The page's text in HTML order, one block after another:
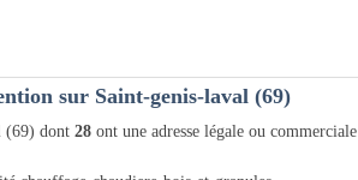
sur Saint-genis-laval (69)
(69) dont 28 ont une adresse légale ou commerciale